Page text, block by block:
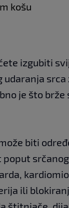
košu
izgubiti
udaranja
je što
biti
ili